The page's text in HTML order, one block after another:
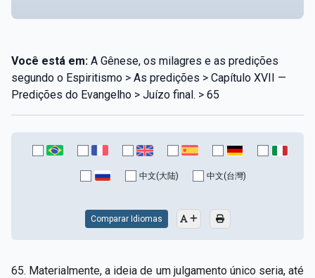
Você está em: A Gênese, os milagres e as predições
segundo o Espiritismo > As predições > Capítulo XVII —
Predições do Evangelho > Juízo final. > 65
中文(大陆) 中文(台灣)
Comparar Idiomas
65. Materialmente, a ideia de um julgamento único seria, até